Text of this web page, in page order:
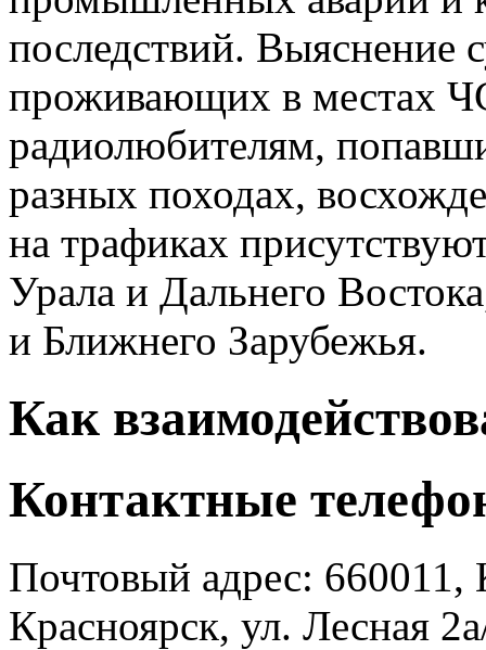
последствий. Выяснение
проживающих в местах
радиолюбителям,
разных походах,
на трафиках
Урала и Дальнего
и Ближнего Зарубежья.
Как
Контактные
Почтовый адрес: 660011,
Красноярск, ул. Лесная